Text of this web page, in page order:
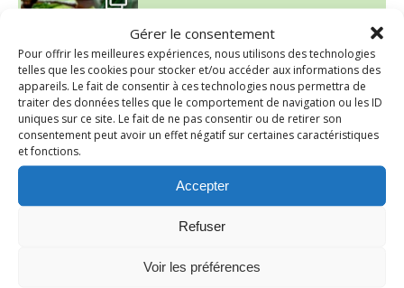
Gérer le consentement
Pour offrir les meilleures expériences, nous utilisons des technologies
telles que les cookies pour stocker et/ou accéder aux informations des
appareils. Le fait de consentir à ces technologies nous permettra de
traiter des données telles que le comportement de navigation ou les ID
uniques sur ce site. Le fait de ne pas consentir ou de retirer son
consentement peut avoir un effet négatif sur certaines caractéristiques
et fonctions.
Accepter
Refuser
Voir les préférences
~ SALADE DE PÂTES AUX DEUX TOMATES THON ET BURRA